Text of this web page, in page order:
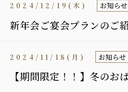
新年会ご宴会プランのご
2024/12/19(木) お知らせ
【期間限定！！】冬のお
2024/11/18(月) お知らせ